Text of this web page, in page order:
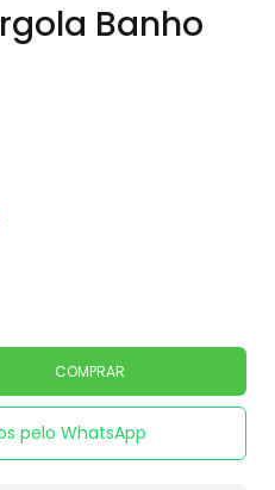
Banho
pelo WhatsApp